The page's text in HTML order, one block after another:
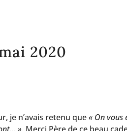
2020
je n’avais retenu que« On vous